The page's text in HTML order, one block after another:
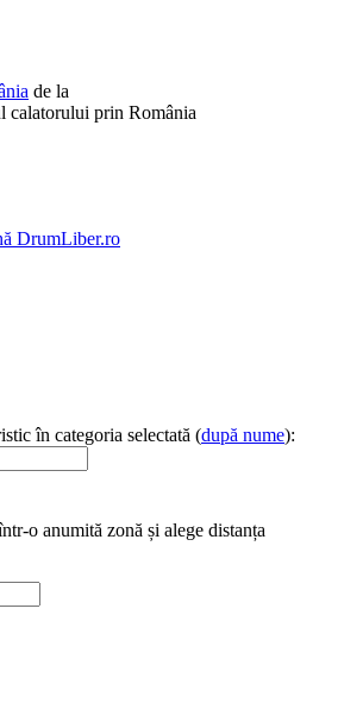
de la
DrumLiber.ro
în categoria selectată (după nume):
o anumită zonă și alege distanța